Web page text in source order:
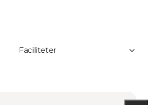
Faciliteter